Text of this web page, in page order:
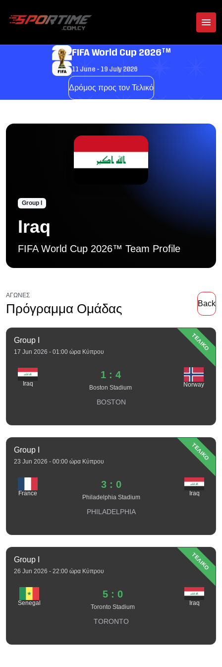
FIFA World Cup 2026TM
11 June - 19 July 2026
Δρόμος προς τον Τελικό
Group I
Iraq
FIFA World Cup 2026™ Team Profile
ΑΓΏΝΕΣ
Πρόγραμμα Ομάδας Back
ΤΕΛΙΚΟ
Group I
17 Jun 2026 - 01:00 ώρα Κύπρου
Iraq
1 : 4
Boston Stadium Norway
BOSTON
ΤΕΛΙΚΟ
Group I
23 Jun 2026 - 00:00 ώρα Κύπρου
France
3 : 0
Philadelphia Stadium
Iraq
PHILADELPHIA
ΤΕΛΙΚΟ
Group I
26 Jun 2026 - 22:00 ώρα Κύπρου
Senegal
5 : 0
Toronto Stadium
Iraq
TORONTO